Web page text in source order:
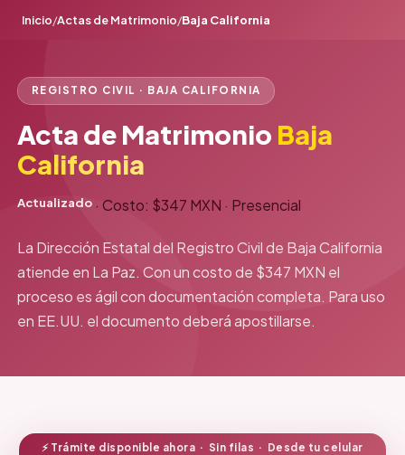
Inicio/Actas de Matrimonio/Baja California
REGISTRO CIVIL · BAJA CALIFORNIA
Acta de Matrimonio Baja
California
Actualizado ·Costo: $347 MXN · Presencial
La Dirección Estatal del Registro Civil de Baja California
atiende en La Paz. Con un costo de $347 MXN el
proceso es ágil con documentación completa. Para uso
en EE.UU. el documento deberá apostillarse.
⚡ Trámite disponible ahora · Sin filas · Desde tu celular